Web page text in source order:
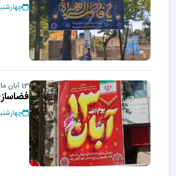
چهارشنبه 14 آبان
13 آبان ماه روز استکبار ستیزی دانش آموزان
فضاسازی
چهارشنبه 14 آبان